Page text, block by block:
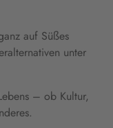
auf Süßes
unter
– ob Kultur,